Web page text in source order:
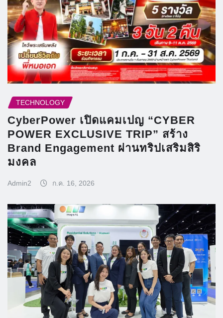
TECHNOLOGY
CyberPower เปิดแคมเปญ “CYBER
POWER EXCLUSIVE TRIP” สร้าง
Brand Engagement ผ่านทริปเสริมสิริ
มงคล
Admin2 ก.ค. 16, 2026